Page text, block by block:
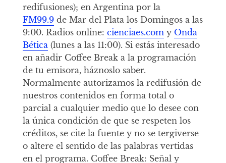
redifusiones); en Argentina por la
FM99.9de Mar del Plata los Domingos a las
9:00. Radios online: cienciaes.com y Onda
Bética (lunes a las 11:00). Si estás interesado
en añadir Coffee Break a la programación
de tu emisora, háznoslo saber.
Normalmente autorizamos la redifusión de
nuestros contenidos en forma total o
parcial a cualquier medio que lo desee con
la única condición de que se respeten los
créditos, se cite la fuente y no se tergiverse
o altere el sentido de las palabras vertidas
en el programa. Coffee Break: Señal y